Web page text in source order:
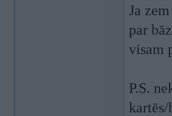
Ja
par
visam
P.S.